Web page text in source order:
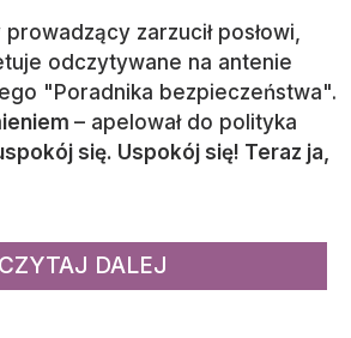
zarzucił posłowi,
odczytywane na antenie
"Poradnika bezpieczeństwa".
– apelował do polityka
się. Uspokój się! Teraz ja,
CZYTAJ DALEJ